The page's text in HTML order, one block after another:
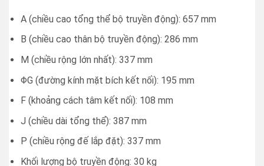
A (chiều cao tổng thể bộ truyền động): 657 mm
B (chiều cao thân bộ truyền động): 286 mm
M (chiều rộng lớn nhất): 337 mm
ΦG (đường kính mặt bích kết nối): 195 mm
F (khoảng cách tâm kết nối): 108 mm
J (chiều dài tổng thể): 387 mm
P (chiều rộng đế lắp đặt): 337 mm
Khối lượng bộ truyền động: 30 kg